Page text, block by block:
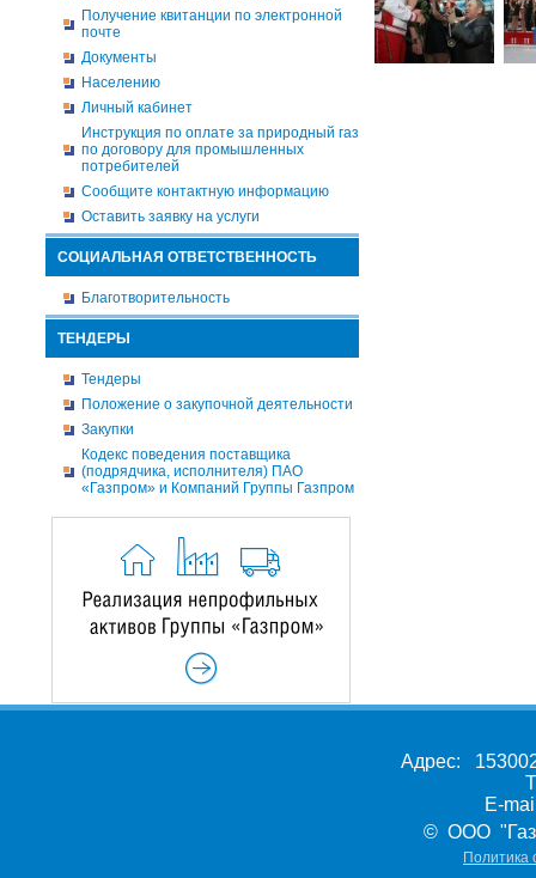
Получение квитанции по электронной
почте
Документы
Населению
Личный кабинет
Инструкция по оплате за природный газ
по договору для промышленных
потребителей
Сообщите контактную информацию
Оставить заявку на услуги
СОЦИАЛЬНАЯ ОТВЕТСТВЕННОСТЬ
Благотворительность
ТЕНДЕРЫ
Тендеры
Положение о закупочной деятельности
Закупки
Кодекс поведения поставщика
(подрядчика, исполнителя) ПАО
«Газпром» и Компаний Группы Газпром
Адрес:
E-
© ООО
Политика